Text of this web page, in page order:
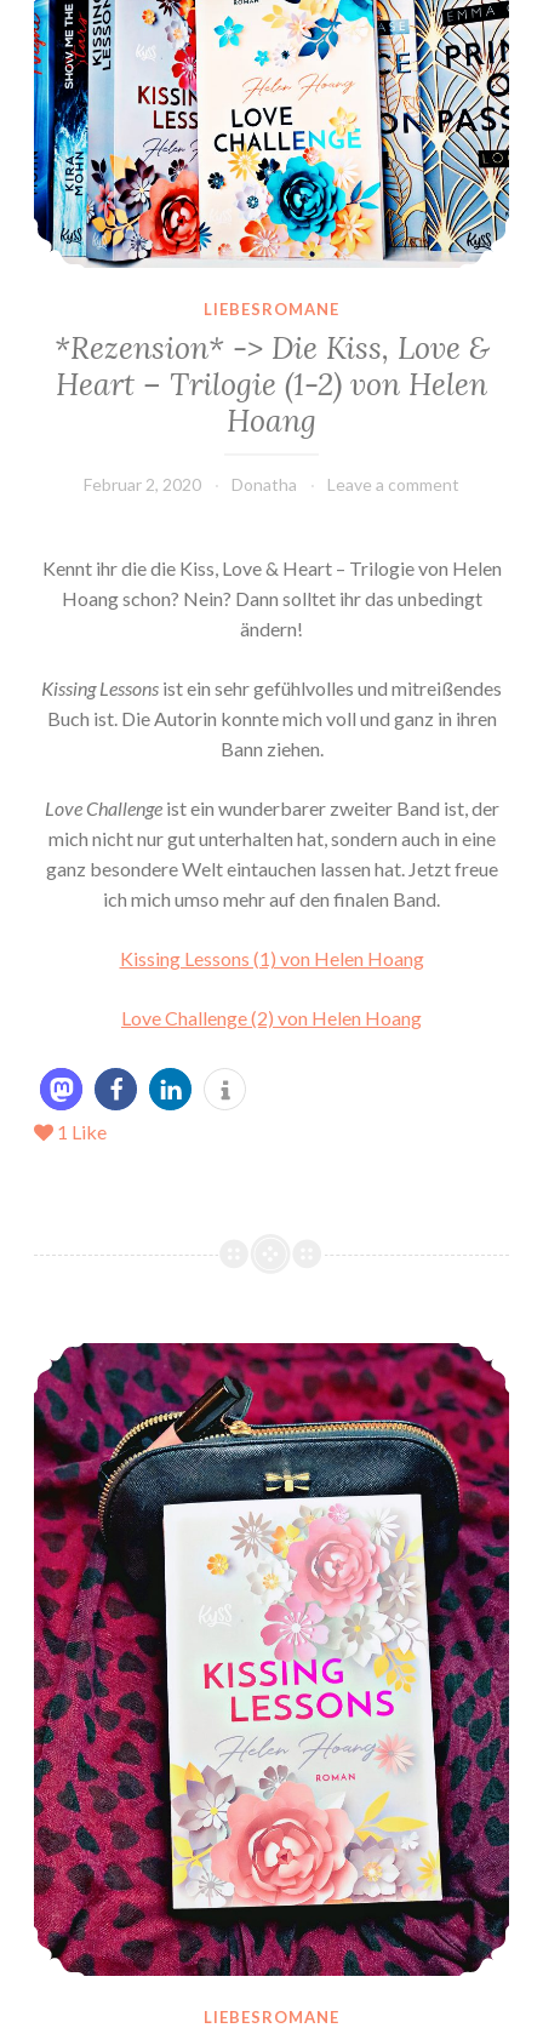
LIEBESROMANE
*Rezension* -> Die Kiss, Love &
Heart – Trilogie (1-2) von Helen
Hoang
Februar 2, 2020 Donatha Leave a comment
Kennt ihr die die Kiss, Love & Heart – Trilogie von Helen
Hoang schon? Nein? Dann solltet ihr das unbedingt
ändern!
Kissing Lessons ist ein sehr gefühlvolles und mitreißendes
Buch ist. Die Autorin konnte mich voll und ganz in ihren
Bann ziehen.
Love Challengeist ein wunderbarer zweiter Band ist, der
mich nicht nur gut unterhalten hat, sondern auch in eine
ganz besondere Welt eintauchen lassen hat. Jetzt freue
ich mich umso mehr auf den finalen Band.
Kissing Lessons (1) von Helen Hoang
Love Challenge (2) von Helen Hoang
1 Like
*Rezension* -> Kissing Lessons (1) von Helen Hoang
LIEBESROMANE